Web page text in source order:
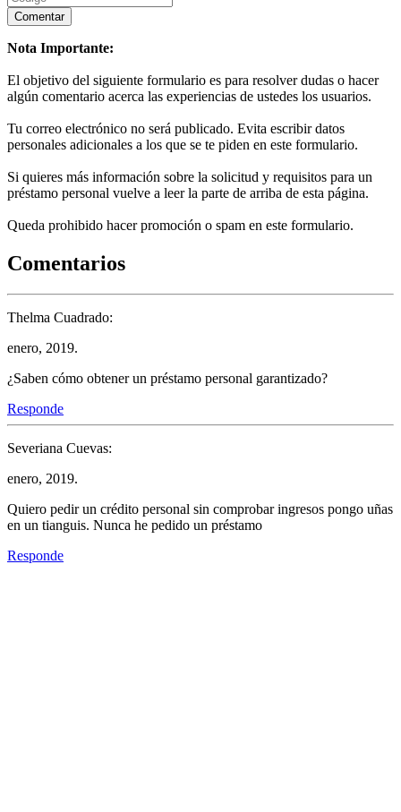
Nota Importante:
El objetivo del siguiente formulario es para resolver dudas o hacer
algún comentario acerca las experiencias de ustedes los usuarios.
Tu correo electrónico no será publicado. Evita escribir datos
personales adicionales a los que se te piden en este formulario.
Si quieres más información sobre la solicitud y requisitos para un
préstamo personal vuelve a leer la parte de arriba de esta página.
Queda prohibido hacer promoción o spam en este formulario.
Comentarios
Thelma Cuadrado:
enero, 2019.
¿Saben cómo obtener un préstamo personal garantizado?
Responde
Severiana Cuevas:
enero, 2019.
Quiero pedir un crédito personal sin comprobar ingresos pongo uñas
en un tianguis. Nunca he pedido un préstamo
Responde